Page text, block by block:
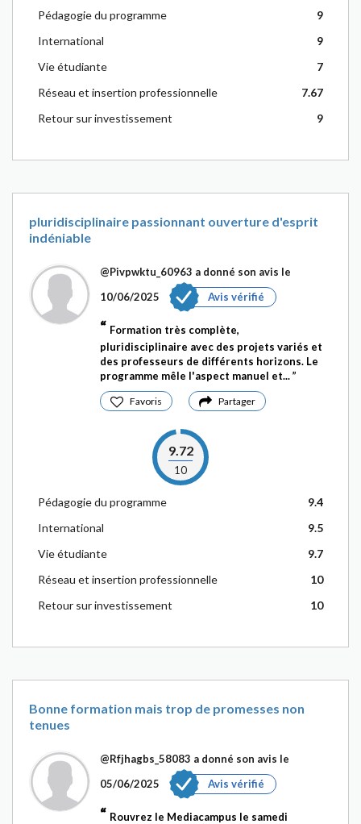
Pédagogie du programme
9
International
9
Vie étudiante
7
Réseau et insertion professionnelle
7.67
Retour sur investissement
9
pluridisciplinaire passionnant ouverture d'esprit
indéniable
@Pivpwktu_60963 a donné son avis le
10/06/2025
Avis vérifié
Formation très complète,
pluridisciplinaire avec des projets variés et
des professeurs de différents horizons. Le
programme mêle l'aspect manuel et...
Favoris Partager
9.72
10
Pédagogie du programme
9.4
International
9.5
Vie étudiante
9.7
Réseau et insertion professionnelle
10
Retour sur investissement
10
Bonne formation mais trop de promesses non
tenues
@Rfjhagbs_58083 a donné son avis le
05/06/2025
Avis vérifié
Rouvrez le Mediacampus le samedi